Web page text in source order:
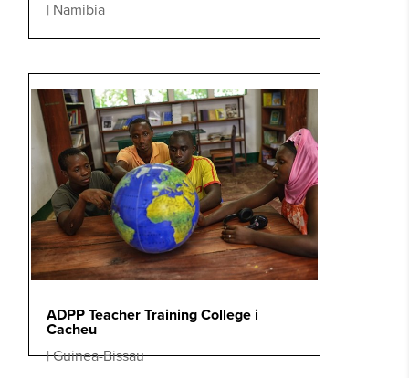
| Namibia
ADPP Teacher Training College i
Cacheu
|Guinea-Bissau